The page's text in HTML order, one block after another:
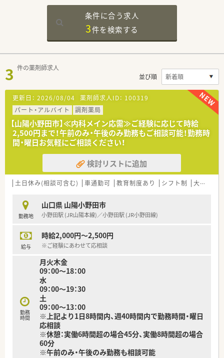
条件に合う求人
3件を検索する
3 件の薬剤師求人
並び順
更新日： 2026/08/04 薬剤師求人ID： 100319
パート・アルバイト
調剤薬局
【山陽小野田市】≪内科メイン応需≫ご経験に応じて時給
2,500円まで！午前のみ・午後のみ勤務もご相談可能！勤務時
間・曜日お気軽にご相談ください！
検討リストに追加
土日休み(相談可含む) 車通勤可 教育制度あり シフト制 大手チェーン以外
勤務地
山口県 山陽小野田市
小野田駅 (JR山陽本線)／小野田駅 (JR小野田線)
給与
時給2,000円～2,500円
※ご経験にあわせて応相談
勤務
時間
月火木金
09：00～18：00
水
09：00～19：30
土
09：00～13：00
※上記より1日8時間内、週40時間内で勤務時間・曜日
応相談
※休憩：実働6時間超の場合45分、実働8時間超の場合
60分
※午前のみ・午後のみ勤務も相談可能